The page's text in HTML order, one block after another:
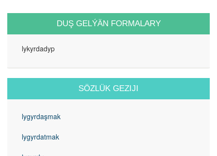
DUŞ GELÝÄN FORMALARY
lykyrdadyp
SÖZLÜK GEZIJI
lygyrdaşmak
lygyrdatmak